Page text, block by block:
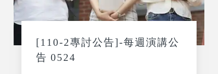
[110-2專討公告]-每週演講公
告 0524